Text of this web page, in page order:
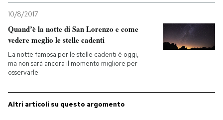
10/8/2017
Quand’è la notte di San Lorenzo e come
vedere meglio le stelle cadenti
La notte famosa per le stelle cadenti è oggi,
ma non sarà ancora il momento migliore per
osservarle
Altri articoli su questo argomento